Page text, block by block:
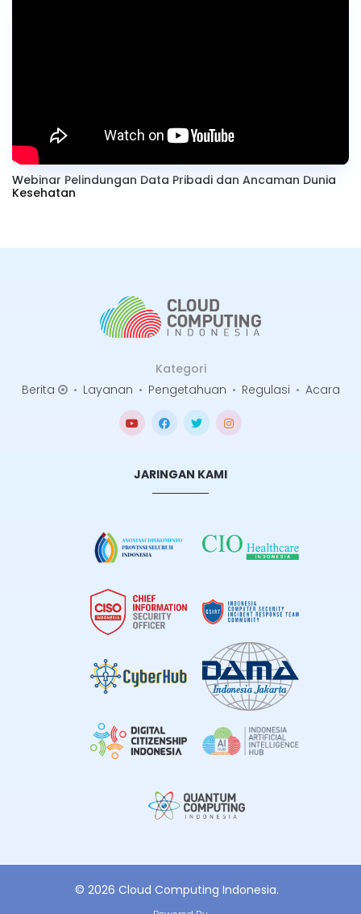
Webinar Pelindungan Data Pribadi dan Ancaman Dunia
Kesehatan
Kategori
Berita
• Layanan • Pengetahuan • Regulasi • Acara
JARINGAN KAMI
© 2026 Cloud Computing Indonesia.